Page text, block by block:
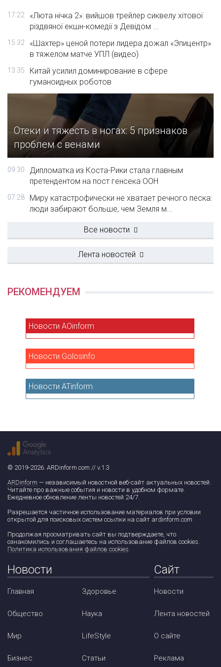
17:22
«Люта нічка 2»: вийшов трейлер сиквелу хітової
різдвяної екшн-комедії з Девідом ...
15:32
«Шахтер» ценой потери лидера дожал «Эпицентр»
в тяжелом матче УПЛ (видео)
13:35
Китай усилил доминирование в сфере
гуманоидных роботов
Отеки и тяжесть в ногах: 5 признаков
проблем с венами
09:30
Дипломатка из Коста-Рики стала главным
претендентом на пост генсека ООН
07:28
Миру катастрофически не хватает речного песка:
люди забирают больше, чем Земля м...
Все новости
Лента новостей
РЕКОМЕНДУЕМ
Новости AOinform
Новости Golosinfo
Новости ATinform
© 2019-2026. ARDinform.com // v.1.3
ARDinform — независимый новостной веб-сайт актуальных новостей.
Читайте про важные события и новости в удобном формате.
Ежедневное обновление ленты новостей 24/7.
Разрешается частичное использование материалов при условии
открытой для поисковых систем ссылки на сайт ardinform.com
Продолжая просматривать сайт вы подтверждаете, что
ознакомились и соглашаетесь на использование файлов cookies.
Политика использования файлов cookies.
Новости
Главная
Общество
Мир
Бизнес
Здоровье
Наука
LifeStyle
Статьи
Сайт
Новости
Лента новостей
О сайте
Реклама